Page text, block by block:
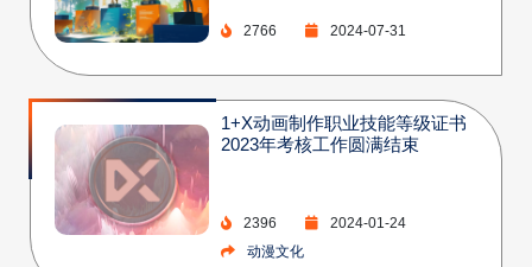
2766 2024-07-31
1+X动画制作职业技能等级证书
2023年考核工作圆满结束
2396
2024-01-24
动漫文化